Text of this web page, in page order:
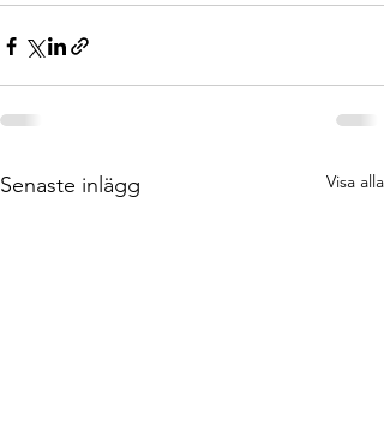
Senaste inlägg Visa alla